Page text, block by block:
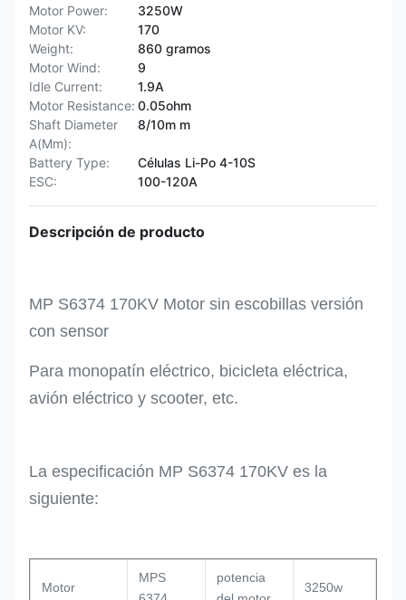
Motor Power:
3250W
Motor KV:
170
Weight:
860 gramos
Motor Wind:
9
Idle Current:
1.9A
Motor Resistance: 0.05ohm
Shaft Diameter
A(Mm):
8/10m m
Battery Type:
Células Li-Po 4-10S
ESC:
100-120A
Descripción de producto
MP S6374 170KV Motor sin escobillas versión
con sensor
Para monopatín eléctrico, bicicleta eléctrica,
avión eléctrico y scooter, etc.
La especificación MP S6374 170KV es la
siguiente:
Motor
MPS
potencia
3250w